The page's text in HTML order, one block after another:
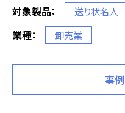
対象製品： 送り状名人
業種： 卸売業
事